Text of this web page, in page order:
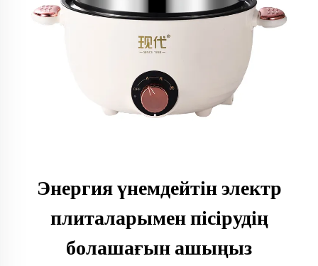
Энергия үнемдейтін электр
плиталарымен пісірудің
болашағын ашыңыз